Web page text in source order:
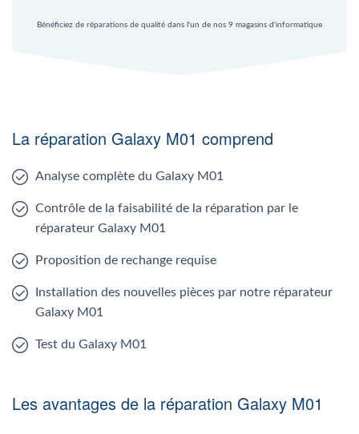
Bénéficiez de réparations de qualité dans l'un de nos 9 magasins d'informatique
La réparation Galaxy M01 comprend
Analyse complète du Galaxy M01
Contrôle de la faisabilité de la réparation par le
réparateur Galaxy M01
Proposition de rechange requise
Installation des nouvelles pièces par notre réparateur
Galaxy M01
Test du Galaxy M01
Les avantages de la réparation Galaxy M01